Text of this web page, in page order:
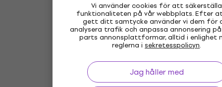
Vi använder cookies för att säkerställa
funktionaliteten på vår webbplats. Efter
gett ditt samtycke använder vi dem för
analysera trafik och anpassa annonsering
parts annonsplattformar, alltid i enlighet
reglerna i sekretesspolicyn.
Jag håller med